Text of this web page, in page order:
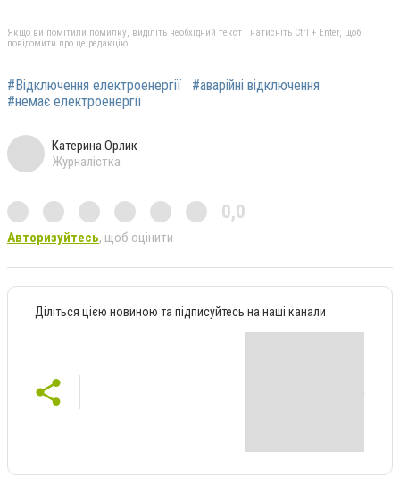
Якщо ви помітили помилку, виділіть необхідний текст і натисніть Ctrl + Enter, щоб
повідомити про це редакцію
#Відключення електроенергії
#аварійні відключення
#немає електроенергії
Катерина Орлик
Журналістка
0,0
Авторизуйтесь, щоб оцінити
Діліться цією новиною та підписуйтесь на наші канали